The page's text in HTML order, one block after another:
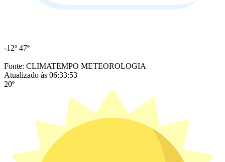
-12º 47º
Fonte: CLIMATEMPO METEOROLOGIA
Atualizado às 06:33:53
20º